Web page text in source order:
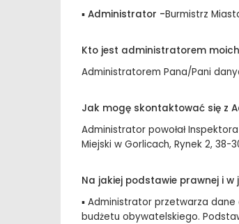
▪ Administrator -Burmistrz
Kto jest administratorem
Administratorem Pana/Pani
Jak mogę skontaktować się z
Administrator powołał
Miejski w Gorlicach, Rynek 2, 38-
Na jakiej podstawie prawnej i
▪ Administrator przetwarza
budżetu obywatelskiego.